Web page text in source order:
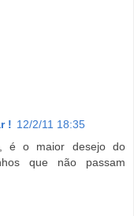
! 12/2/11 18:35
é o maior desejo do
que não passam